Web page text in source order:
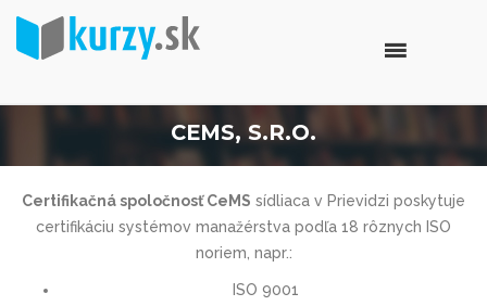
CEMS, S.R.O.
Certifikačná spoločnosť CeMS sídliaca v Prievidzi poskytuje
certifikáciu systémov manažérstva podľa 18 rôznych ISO
noriem, napr.:
ISO 9001